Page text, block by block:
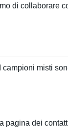
di collaborare
misti
pagina dei